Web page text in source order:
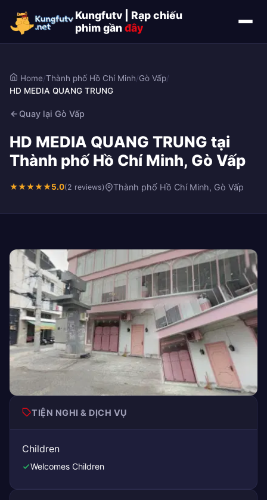
Kungfutv | Rạp chiếu
phim gầnđây
Home/Thành phố Hồ Chí Minh/Gò Vấp/
HD MEDIA QUANG TRUNG
Quay lại Gò Vấp
HD MEDIA QUANG TRUNG tại
Thành phố Hồ Chí Minh, Gò Vấp
★★★★★5.0(2 reviews) Thành phố Hồ Chí Minh, Gò Vấp
TIỆN NGHI & DỊCH VỤ
Children
Welcomes Children